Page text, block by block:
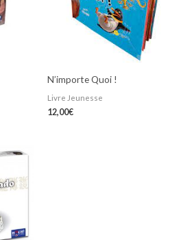
N’importe Quoi !
Livre Jeunesse
12,00€